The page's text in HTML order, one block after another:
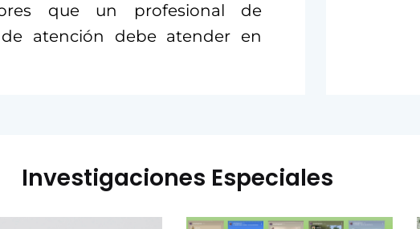
que un profesional de
atención debe atender en
Investigaciones Especiales